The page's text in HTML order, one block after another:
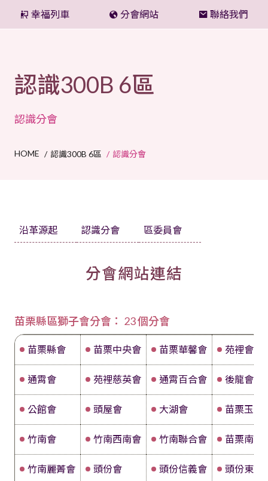
幸福列車 分會網站 聯絡我們
總監的話
認識300B 6區
LCIF/LCTF/敘獎
活動花絮
認識300B 6區
認識分會
HOME 認識300B 6區 認識分會
沿革源起 認識分會 區委員會
分會網站連結
苗栗縣區獅子會分會： 23 個分會
苗栗縣會 苗栗中央會 苗栗華馨會 苑裡會
通霄會 苑裡慈英會 通霄百合會 後龍會
公館會 頭屋會 大湖會 苗栗玉豐
竹南會 竹南西南會 竹南聯合會 苗栗南鳳
竹南麗菁會 頭份會 頭份信義會 頭份東昇